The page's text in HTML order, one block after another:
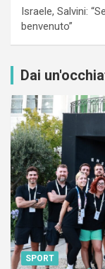
Israele, Salvini:
benvenuto”
Dai
SPORT